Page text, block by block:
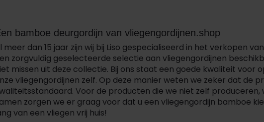
bamboe deurgordijn van vliegengordijnen.shop
meer dan 15 jaar zijn wij bij Liso gespecialiseerd in het verkopen
zorgvuldig geselecteerde selectie aan vliegengordijnen
missen uit deze collectie. Bij ons staat een goede kwaliteit voor
vliegengordijnen zelf. Op deze manier weten we zeker dat de
Voor de producten die we niet zelf
zorgen we er graag voor dat u een vliegengordijn bamboe
van een vliegen vrij huis!